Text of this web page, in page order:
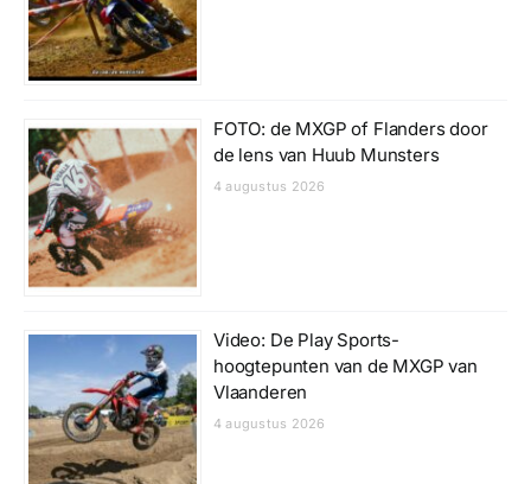
FOTO: de MXGP of Flanders door
de lens van Huub Munsters
4 augustus 2026
Video: De Play Sports-
hoogtepunten van de MXGP van
Vlaanderen
4 augustus 2026